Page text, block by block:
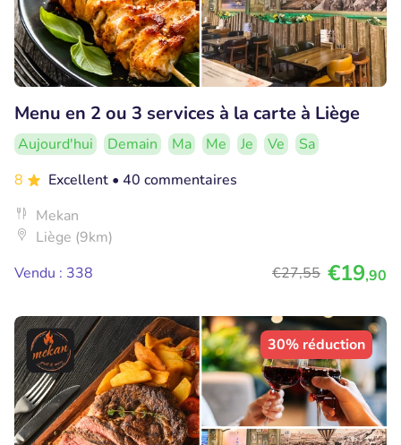
Menu en 2 ou 3 services à la carte à Liège
Aujourd'hui Demain Ma Me Je Ve
Sa
8
Excellent • 40 commentaires
Mekan
Liège (9km)
Vendu : 338
€27,55 €19,90
30% réduction